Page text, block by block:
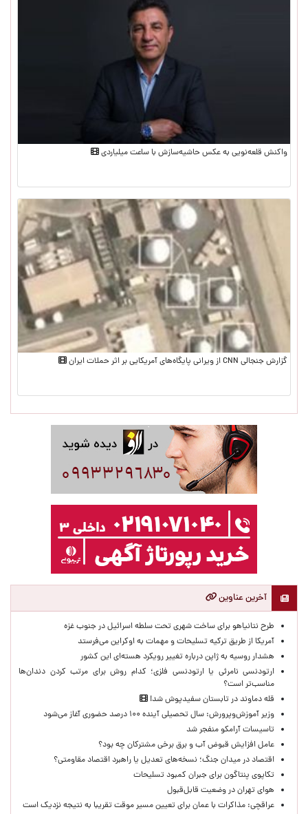
واکنش قلعه‌نویی به عکس حاشیه‌سازش با ساعت میلیاردی
گزارش جنجالی CNN از ویرانی پایگاه‌های آمریکایی بر اثر حملات ایران
آخرین عناوین
طرح نتانیاهو برای ساخت شهری تحت سلطه اسرائیل در جنوب غزه
آمریکا از طریق ترکیه تسلیحات و مهمات به اوکراین می‌فرستد
هشدار روسیه به ژاپن درباره تغییر رویکرد هسته‌ای این کشور
ارتودنسی نامرئی یا ارتودنسی فلزی؛ کدام روش برای مرتب کردن دندان‌ها
مناسب‌تر است؟
قله دماوند در تابستان سفیدپوش شد!
وزیر آموزش‌وپرورش: سال تحصیلی آینده ۱۰۰ درصد حضوری آغاز می‌شود
تاسیسات آرامکو منفجر شد
عامل افزایش قبوض آب و برق برخی مشترکان چه بود؟
اقتصاد در میدان جنگ؛ نسخه‌های تعدیل یا راهبرد اقتصاد مقاومتی؟
تکاپوی پنتاگون برای جبران کمبود تسلیحات
هوای تهران در وضعیت قابل‌قبول
عراقچی: مذاکرات با عمان برای تعیین مسیر موقت تقریبا به نتیجه نزدیک است